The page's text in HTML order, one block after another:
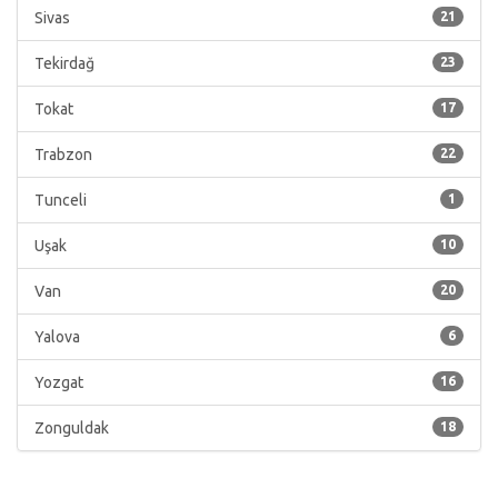
21
Sivas
23
Tekirdağ
17
Tokat
22
Trabzon
1
Tunceli
10
Uşak
20
Van
6
Yalova
16
Yozgat
18
Zonguldak